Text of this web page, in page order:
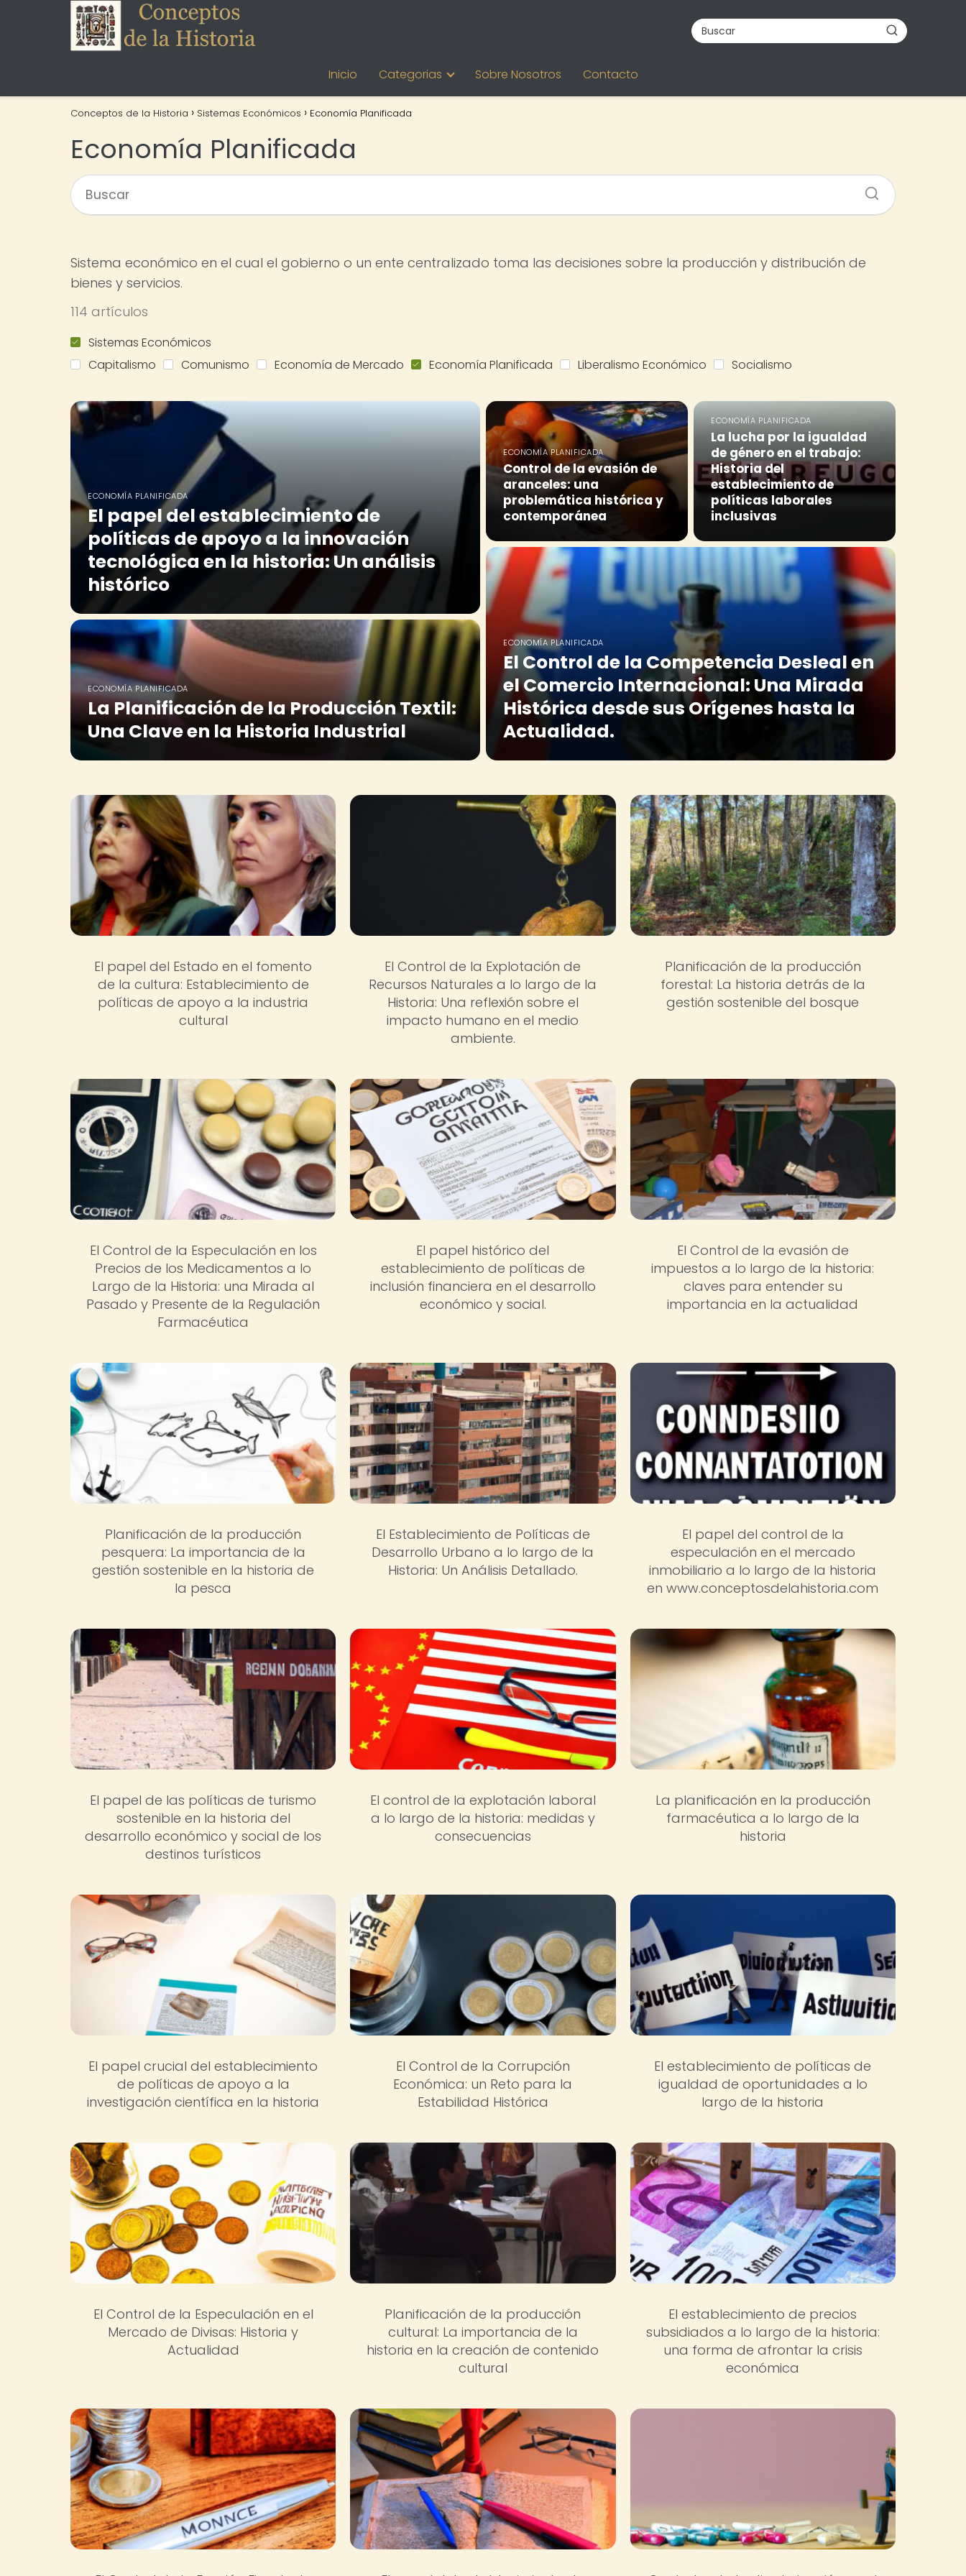
Inicio Categorias Sobre Nosotros Contacto
Conceptos de la Historia Sistemas Económicos Economía Planificada
Economía Planificada
Sistema económico en el cual el gobierno o un ente centralizado toma las decisiones sobre la producción y distribución de
bienes y servicios.
114 artículos
Sistemas Económicos
Capitalismo
Comunismo Economía de Mercado Economía Planificada Liberalismo Económico Socialismo
ECONOMÍA PLANIFICADA
El papel del establecimiento de
políticas de apoyo a la innovación
tecnológica en la historia: Un análisis
histórico
ECONOMÍA PLANIFICADA
Control de la evasión de
aranceles: una
problemática histórica y
contemporánea
ECONOMÍA PLANIFICADA
La Planificación de la Producción Textil:
Una Clave en la Historia Industrial
ECONOMÍA PLANIFICADA
La lucha por la igualdad
de género en el trabajo:
Historia del
establecimiento de
políticas laborales
inclusivas
ECONOMÍA PLANIFICADA
El Control de la Competencia Desleal en
el Comercio Internacional: Una Mirada
Histórica desde sus Orígenes hasta la
Actualidad.
El papel del Estado en el fomento
de la cultura: Establecimiento de
políticas de apoyo a la industria
cultural
El Control de la Explotación de
Recursos Naturales a lo largo de la
Historia: Una reflexión sobre el
impacto humano en el medio
ambiente.
Planificación de la producción
forestal: La historia detrás de la
gestión sostenible del bosque
El Control de la Especulación en los
Precios de los Medicamentos a lo
Largo de la Historia: una Mirada al
Pasado y Presente de la Regulación
Farmacéutica
El papel histórico del
establecimiento de políticas de
inclusión financiera en el desarrollo
económico y social.
El Control de la evasión de
impuestos a lo largo de la historia:
claves para entender su
importancia en la actualidad
Planificación de la producción
pesquera: La importancia de la
gestión sostenible en la historia de
la pesca
El Establecimiento de Políticas de
Desarrollo Urbano a lo largo de la
Historia: Un Análisis Detallado.
El papel del control de la
especulación en el mercado
inmobiliario a lo largo de la historia
en www.conceptosdelahistoria.com
El papel de las políticas de turismo
sostenible en la historia del
desarrollo económico y social de los
destinos turísticos
El control de la explotación laboral
a lo largo de la historia: medidas y
consecuencias
La planificación en la producción
farmacéutica a lo largo de la
historia
El papel crucial del establecimiento
de políticas de apoyo a la
investigación científica en la historia
El Control de la Corrupción
Económica: un Reto para la
Estabilidad Histórica
El establecimiento de políticas de
igualdad de oportunidades a lo
largo de la historia
El Control de la Especulación en el
Mercado de Divisas: Historia y
Actualidad
Planificación de la producción
cultural: La importancia de la
historia en la creación de contenido
cultural
El establecimiento de precios
subsidiados a lo largo de la historia:
una forma de afrontar la crisis
económica